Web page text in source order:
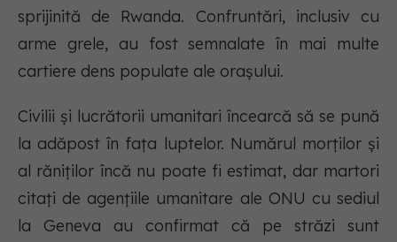
sprijinită de Rwanda. Confruntări, inclusiv cu
arme grele, au fost semnalate în mai multe
cartiere dens populate ale oraşului.
Civilii şi lucrătorii umanitari încearcă să se pună
la adăpost în faţa luptelor. Numărul morţilor şi
al răniţilor încă nu poate fi estimat, dar martori
citaţi de agenţiile umanitare ale ONU cu sediul
la Geneva au confirmat că pe străzi sunt